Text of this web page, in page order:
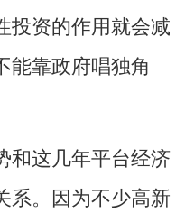
投资的作用就会减
能靠政府唱独角
这几年平台经济
系。因为不少高新